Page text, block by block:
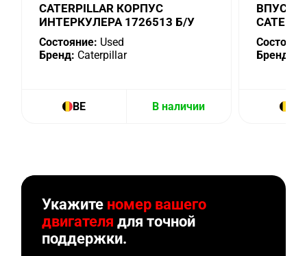
CATERPILLAR КОРПУС
ИНТЕРКУЛЕРА 1726513 Б/У
Состояние: Used
Бренд: Caterpillar
BE В наличии
Бренд:
Укажите номер вашего
двигателя для точной
поддержки.